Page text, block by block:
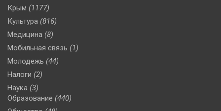
Крым (1177)
Культура (816)
Медицина (8)
Мобильная связь (1)
Молодежь (44)
Налоги (2)
Наука (3)
Образование (440)